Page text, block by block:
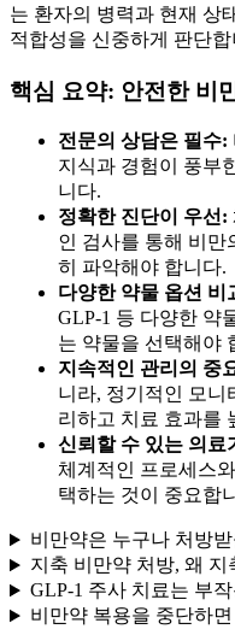
는 환자의 병력과 현재 상
적합성을 신중하게 판단합
핵심 요약: 안전한 비
전문의 상담은 필수:
지식과 경험이 풍부
니다.
정확한 진단이 우선:
인 검사를 통해 비만
히 파악해야 합니다.
다양한 약물 옵션 비
GLP-1 등 다양한 약
는 약물을 선택해야
지속적인 관리의 중
니라, 정기적인 모니
리하고 치료 효과를
신뢰할 수 있는 의료
체계적인 프로세스
택하는 것이 중요합
비만약은 누구나 처방
지축 비만약 처방, 왜
GLP-1 주사 치료는 부
비만약 복용을 중단하